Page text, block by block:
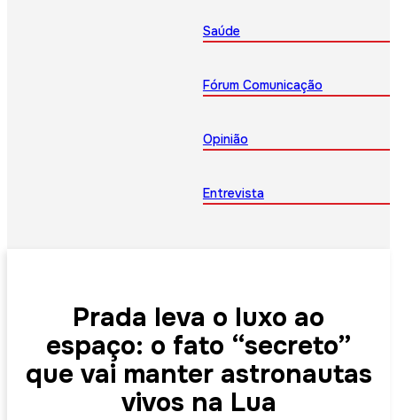
Saúde
Fórum Comunicação
Opinião
Entrevista
Prada leva o luxo ao
espaço: o fato “secreto”
que vai manter astronautas
vivos na Lua